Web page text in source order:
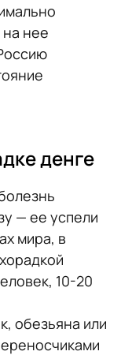
нее
денге
— ее успели
мира, в
10-20
обезьяна или